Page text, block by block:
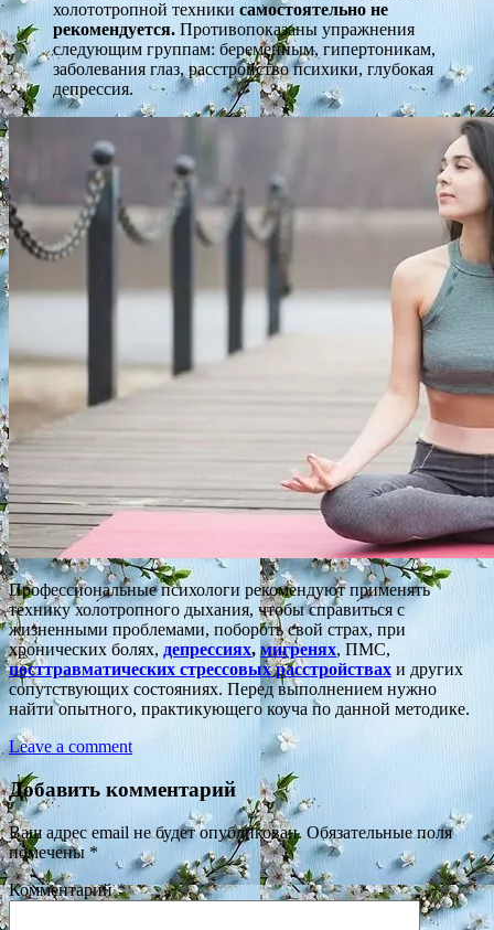
холототропной техники самостоятельно не
рекомендуется. Противопоказаны упражнения
следующим группам: беременным, гипертоникам,
заболевания глаз, расстройство психики, глубокая
депрессия.
Профессиональные психологи рекомендуют применять
технику холотропного дыхания, чтобы справиться с
жизненными проблемами, побороть свой страх, при
хронических болях, депрессиях, мигренях, ПМС,
посттравматических стрессовых расстройствах и других
сопутствующих состояниях. Перед выполнением нужно
найти опытного, практикующего коуча по данной методике.
Leave a comment
Добавить комментарий
Ваш адрес email не будет опубликован. Обязательные поля
помечены *
Комментарий*